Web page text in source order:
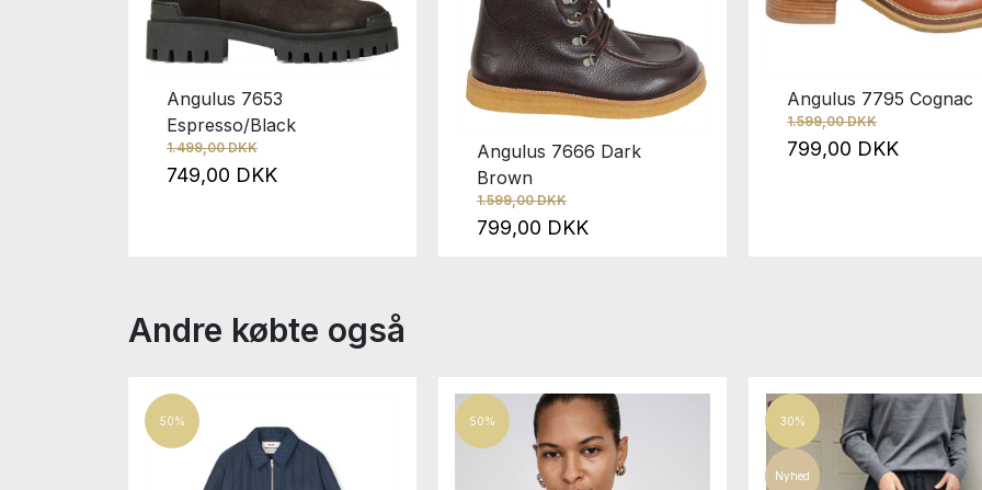
Angulus 7653
Espresso/Black
1.499,00 DKK
749,00 DKK
Angulus 7666 Dark
Brown
1.599,00 DKK
799,00 DKK
Angulus 7795 Cognac
1.599,00 DKK
799,00 DKK
Andre købte også
50% 50% 30%
Nyhed